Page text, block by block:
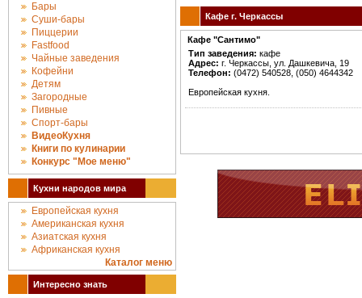
Бары
Суши-бары
Пиццерии
Fastfood
Чайные заведения
Кофейни
Детям
Загородные
Пивные
Спорт-бары
ВидеоКухня
Книги по кулинарии
Конкурc "Мое меню"
Кухни народов мира
Европейская кухня
Американская кухня
Азиатская кухня
Африканская кухня
Каталог меню
Интересно знать
Кафе г. Черкассы
Кафе "Сантимо"
Тип заведения: кафе
Адрес: г. Черкассы, ул. Дашкевича, 19
Телефон: (0472) 540528, (050) 4644342
Европейская кухня.